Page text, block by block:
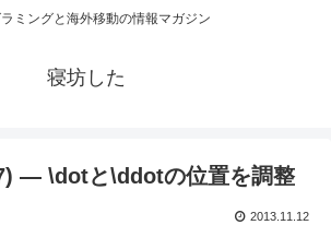
ミングと海外移動の情報マガジン
寝坊した
— \dotと\ddotの位置を調整
2013.11.12